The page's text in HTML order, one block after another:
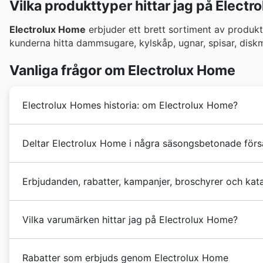
Vilka produkttyper hittar jag på
Electrolux Home erbjuder ett brett sortiment av
kunderna hitta dammsugare, kylskåp, ugnar, spisar,
Vanliga frågor om Electrolux Home
Electrolux Homes historia: om Electrolux Home?
Under de följande åren efter den ursprungliga
hela regionen. Electrolux har konsekvent rankats
Deltar Electrolux Home i några säsongsbetonade
flyersochveckobladhär på sidan kan du enkelt se
sommarreor,bakluckereorför skolstart,
Jul
Nyår . Vi bevakar även internationella
lokala svenska händelser som
innan ditt besök hjälper dig att maximera dina
Erbjudanden, rabatter, kampanjer, broschyrer och
Vilka varumärken hittar jag på Electrolux Home?
Rabatter som erbjuds genom Electrolux Home